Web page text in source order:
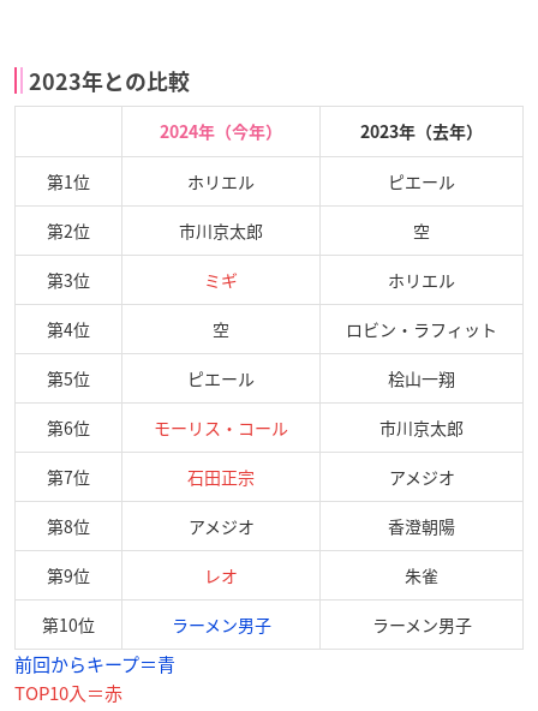
2023年との比較
2024年（今年） 2023年（去年）
第1位 ホリエル ピエール
第2位 市川京太郎 空
第3位 ミギ ホリエル
第4位 空 ロビン・ラフィット
第5位 ピエール 桧山一翔
第6位 モーリス・コール 市川京太郎
第7位 石田正宗 アメジオ
第8位 アメジオ 香澄朝陽
第9位 レオ 朱雀
第10位 ラーメン男子 ラーメン男子
前回からキープ＝青
TOP10入＝赤